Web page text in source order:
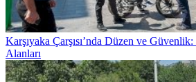
Karşıyaka Çarşısı’nda Düzen ve
Alanları